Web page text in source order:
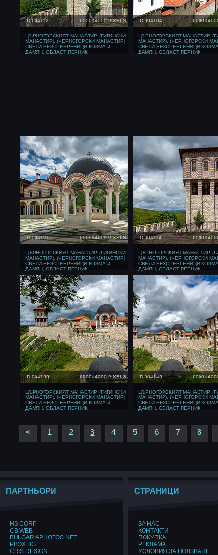
ID 004112 6000X4000 PIXELS
ЦЪРНОГОРСКИЯТ МАНАСТИР, (ГИГИНСКИ
МАНАСТИР), (ЧЕРНОГОРСКИ МАНАСТИР)
СВЕТИ БЕЗСРЕБРЕНИЦИ КОЗМА И
ДАМЯН, ОБЛАСТ ПЕРНИК
ID 004104
ЦЪРНОГОРСКИЯТ МАНАСТИР,
МАНАСТИР), (ЧЕРНОГОРСКИ
СВЕТИ БЕЗСРЕБРЕНИЦИ
ДАМЯН, ОБЛАСТ ПЕРНИК
ID 004121 6000X4000 PIXELS
ЦЪРНОГОРСКИЯТ МАНАСТИР, (ГИГИНСКИ
МАНАСТИР), (ЧЕРНОГОРСКИ МАНАСТИР)
СВЕТИ БЕЗСРЕБРЕНИЦИ КОЗМА И
ДАМЯН, ОБЛАСТ ПЕРНИК
ID 004114
ЦЪРНОГОРСКИЯТ МАНАСТИР,
МАНАСТИР), (ЧЕРНОГОРСКИ
СВЕТИ БЕЗСРЕБРЕНИЦИ
ДАМЯН, ОБЛАСТ ПЕРНИК
ID 004155 6000X4000 PIXELS
ЦЪРНОГОРСКИЯТ МАНАСТИР, (ГИГИНСКИ
МАНАСТИР), (ЧЕРНОГОРСКИ МАНАСТИР)
СВЕТИ БЕЗСРЕБРЕНИЦИ КОЗМА И
ДАМЯН, ОБЛАСТ ПЕРНИК
ID 004145
ЦЪРНОГОРСКИЯТ МАНАСТИР,
МАНАСТИР), (ЧЕРНОГОРСКИ
СВЕТИ БЕЗСРЕБРЕНИЦИ
ДАМЯН, ОБЛАСТ ПЕРНИК
< 1 2 3 4 5 6 7 8
ПАРТНЬОРИ
HS CORP
CB WEB
BULGARIAPHOTOS.NET
PBOX.BG
CRIS DESIGN
СТРАНИЦИ
ЗА НАС
КОНТАКТИ
ПОКУПКА
РЕКЛАМА
УСЛОВИЯ ЗА ПОЛЗВАНЕ